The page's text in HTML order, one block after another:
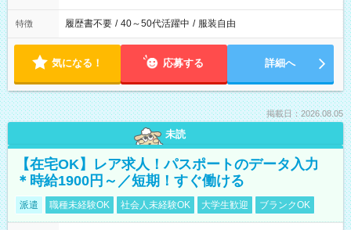
特徴 履歴書不要 / 40～50代活躍中 / 服装自由
気になる！ 応募する 詳細へ
掲載日：2026.08.05
未読
【在宅OK】レア求人！パスポートのデータ入力
＊時給1900円～／短期！すぐ働ける
派遣 職種未経験OK 社会人未経験OK 大学生歓迎 ブランクOK